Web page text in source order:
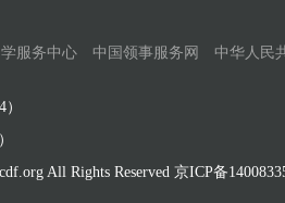
服务中心 中国领事服务网 中华人民
All Rights Reserved 京ICP备